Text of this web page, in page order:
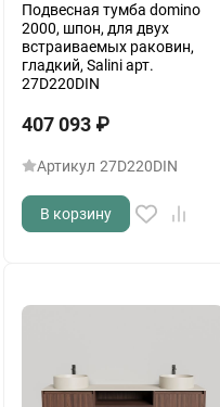
Подвесная тумба domino
2000, шпон, для двух
встраиваемых раковин,
гладкий, Salini арт.
27D220DIN
407 093 ₽
Артикул 27D220DIN
В корзину